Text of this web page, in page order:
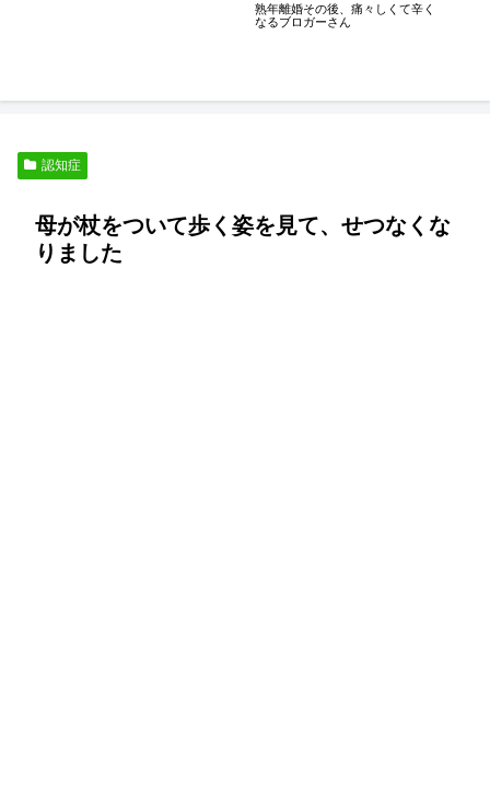
熟年離婚その後、痛々しくて辛く
なるブロガーさん
認知症
母が杖をついて歩く姿を見て、せつなくな
りました